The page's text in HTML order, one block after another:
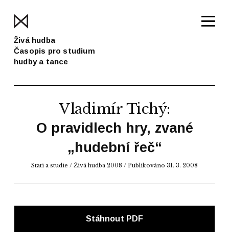
Živá hudba
Časopis pro studium
hudby a tance
Vladimír Tichý:
O pravidlech hry, zvané
„hudební řeč“
Stati a studie / Živá hudba 2008 / Publikováno 31. 3. 2008
Stáhnout PDF